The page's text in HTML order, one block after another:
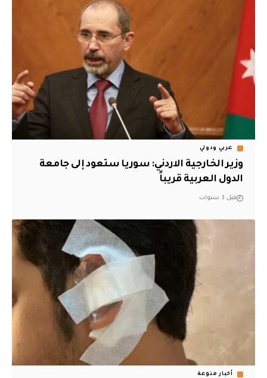
عربي ودولي
وزير الخارجية الاردني: سوريا ستعود إلى جامعة
الدول العربية قريباً
قبل 3 سنوات
أخبار منوعة